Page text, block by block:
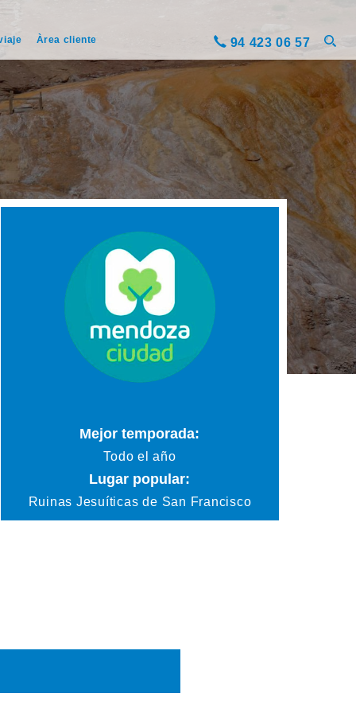
Àrea cliente 94 423 06 57
Mejor temporada:
Todo el año
Lugar popular:
Ruinas Jesuíticas de San Francisco